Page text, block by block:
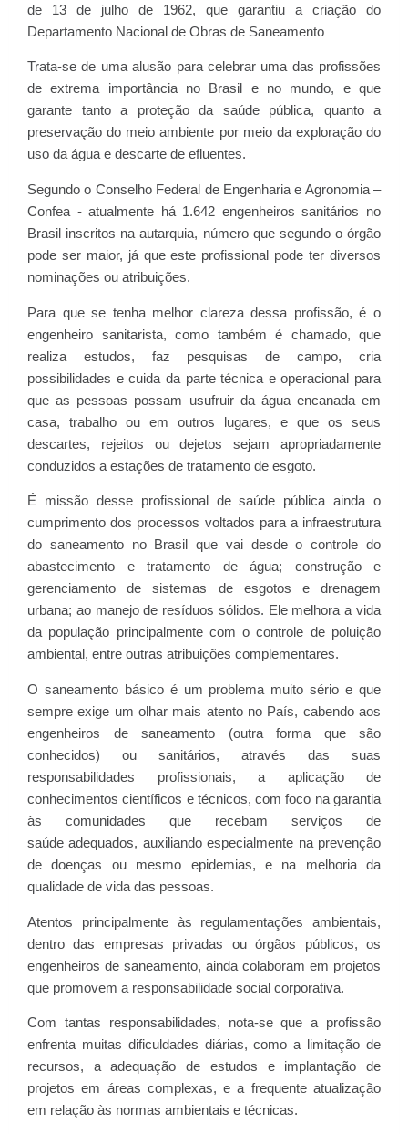
de 13 de julho de 1962, que garantiu a criação do
Departamento Nacional de Obras de Saneamento
Trata-se de uma alusão para celebrar uma das profissões
de extrema importância no Brasil e no mundo, e que
garante tanto a proteção da saúde pública, quanto a
preservação do meio ambiente por meio da exploração do
uso da água e descarte de efluentes.
Segundo o Conselho Federal de Engenharia e Agronomia –
Confea - atualmente há 1.642 engenheiros sanitários no
Brasil inscritos na autarquia, número que segundo o órgão
pode ser maior, já que este profissional pode ter diversos
nominações ou atribuições.
Para que se tenha melhor clareza dessa profissão, é o
engenheiro sanitarista, como também é chamado, que
realiza estudos, faz pesquisas de campo, cria
possibilidades e cuida da parte técnica e operacional para
que as pessoas possam usufruir da água encanada em
casa, trabalho ou em outros lugares, e que os seus
descartes, rejeitos ou dejetos sejam apropriadamente
conduzidos a estações de tratamento de esgoto.
É missão desse profissional de saúde pública ainda o
cumprimento dos processos voltados para a infraestrutura
do saneamento no Brasil que vai desde o controle do
abastecimento e tratamento de água; construção e
gerenciamento de sistemas de esgotos e drenagem
urbana; ao manejo de resíduos sólidos. Ele melhora a vida
da população principalmente com o controle de poluição
ambiental, entre outras atribuições complementares.
O saneamento básico é um problema muito sério e que
sempre exige um olhar mais atento no País, cabendo aos
engenheiros de saneamento (outra forma que são
conhecidos) ou sanitários, através das suas
responsabilidades profissionais, a aplicação de
conhecimentos científicos e técnicos, com foco na garantia
às comunidades que recebam serviços de
saúde adequados, auxiliando especialmente na prevenção
de doenças ou mesmo epidemias, e na melhoria da
qualidade de vida das pessoas.
Atentos principalmente às regulamentações ambientais,
dentro das empresas privadas ou órgãos públicos, os
engenheiros de saneamento, ainda colaboram em projetos
que promovem a responsabilidade social corporativa.
Com tantas responsabilidades, nota-se que a profissão
enfrenta muitas dificuldades diárias, como a limitação de
recursos, a adequação de estudos e implantação de
projetos em áreas complexas, e a frequente atualização
em relação às normas ambientais e técnicas.